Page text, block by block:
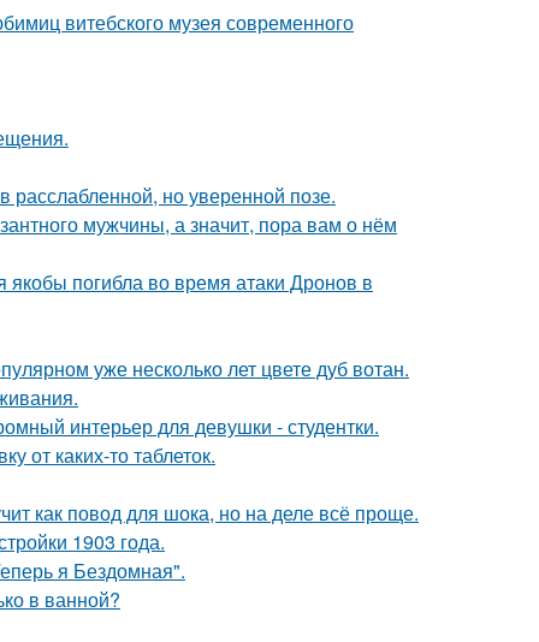
витебского музея современного
но уверенной позе.
мужчины, а значит, пора вам о нём
якобы погибла во время атаки Дронов в
уже несколько лет цвете дуб вотан.
интерьер для девушки - студентки.
от каких-то таблеток.
как повод для шока, но на деле всё проще.
1903 года.
я Бездомная".
в ванной?